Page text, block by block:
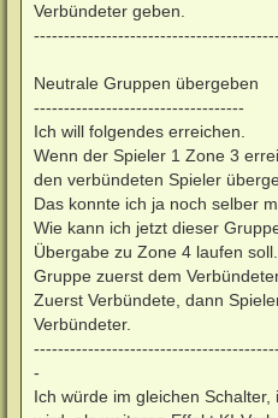
Verbündeter geben.
Neutrale Gruppen übergeben
-----------------------------------
Ich will folgendes erreichen.
Wenn der Spieler 1 Zone 3
den verbündeten Spieler
Das konnte ich ja noch selber
Wie kann ich jetzt dieser
Übergabe zu Zone 4 laufen
Gruppe zuerst dem
Zuerst Verbündete, dann
Verbündeter.
-
Ich würde im gleichen